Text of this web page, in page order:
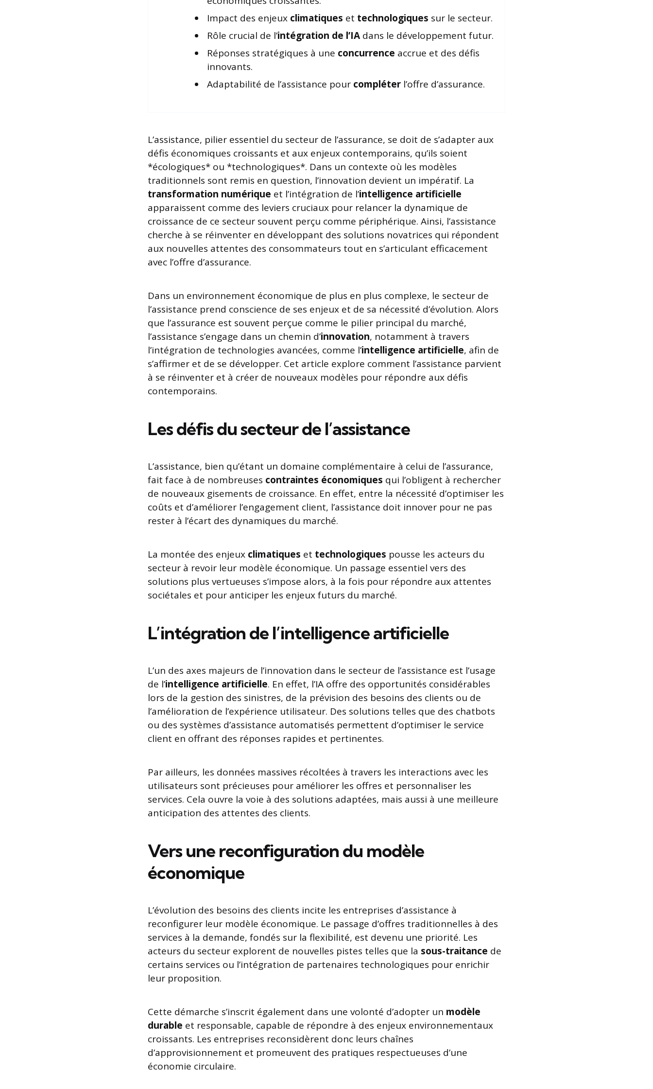
Impact des enjeux climatiques et technologiques sur le secteur.
Rôle crucial de l’intégration de l’IA dans le développement futur.
Réponses stratégiques à une concurrence accrue et des défis
innovants.
Adaptabilité de l’assistance pour compléter l’offre d’assurance.
L’assistance, pilier essentiel du secteur de l’assurance, se doit de s’adapter aux
défis économiques croissants et aux enjeux contemporains, qu’ils soient
*écologiques* ou *technologiques*. Dans un contexte où les modèles
traditionnels sont remis en question, l’innovation devient un impératif. La
transformation numérique et l’intégration de l’intelligence artificielle
apparaissent comme des leviers cruciaux pour relancer la dynamique de
croissance de ce secteur souvent perçu comme périphérique. Ainsi, l’assistance
cherche à se réinventer en développant des solutions novatrices qui répondent
aux nouvelles attentes des consommateurs tout en s’articulant efficacement
avec l’offre d’assurance.
Dans un environnement économique de plus en plus complexe, le secteur de
l’assistance prend conscience de ses enjeux et de sa nécessité d’évolution. Alors
que l’assurance est souvent perçue comme le pilier principal du marché,
l’assistance s’engage dans un chemin d’innovation, notamment à travers
l’intégration de technologies avancées, comme l’intelligence artificielle, afin de
s’affirmer et de se développer. Cet article explore comment l’assistance parvient
à se réinventer et à créer de nouveaux modèles pour répondre aux défis
contemporains.
Les défis du secteur de l’assistance
L’assistance, bien qu’étant un domaine complémentaire à celui de l’assurance,
fait face à de nombreuses contraintes économiques qui l’obligent à rechercher
de nouveaux gisements de croissance. En effet, entre la nécessité d’optimiser les
coûts et d’améliorer l’engagement client, l’assistance doit innover pour ne pas
rester à l’écart des dynamiques du marché.
La montée des enjeux climatiques et technologiques pousse les acteurs du
secteur à revoir leur modèle économique. Un passage essentiel vers des
solutions plus vertueuses s’impose alors, à la fois pour répondre aux attentes
sociétales et pour anticiper les enjeux futurs du marché.
L’intégration de l’intelligence artificielle
L’un des axes majeurs de l’innovation dans le secteur de l’assistance est l’usage
de l’intelligence artificielle. En effet, l’IA offre des opportunités considérables
lors de la gestion des sinistres, de la prévision des besoins des clients ou de
l’amélioration de l’expérience utilisateur. Des solutions telles que des chatbots
ou des systèmes d’assistance automatisés permettent d’optimiser le service
client en offrant des réponses rapides et pertinentes.
Par ailleurs, les données massives récoltées à travers les interactions avec les
utilisateurs sont précieuses pour améliorer les offres et personnaliser les
services. Cela ouvre la voie à des solutions adaptées, mais aussi à une meilleure
anticipation des attentes des clients.
Vers une reconfiguration du modèle
économique
L’évolution des besoins des clients incite les entreprises d’assistance à
reconfigurer leur modèle économique. Le passage d’offres traditionnelles à des
services à la demande, fondés sur la flexibilité, est devenu une priorité. Les
acteurs du secteur explorent de nouvelles pistes telles que la sous-traitance de
certains services ou l’intégration de partenaires technologiques pour enrichir
leur proposition.
Cette démarche s’inscrit également dans une volonté d’adopter un modèle
durable et responsable, capable de répondre à des enjeux environnementaux
croissants. Les entreprises reconsidèrent donc leurs chaînes
d’approvisionnement et promeuvent des pratiques respectueuses d’une
économie circulaire.